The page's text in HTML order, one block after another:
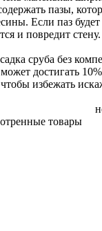
пазы,
Если паз
и повредит стену.
сруба без
достигать
избежать
товары